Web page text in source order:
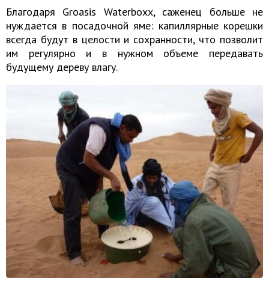
Благодаря Groasis Waterboxx, саженец больше не
нуждается в посадочной яме: капиллярные корешки
всегда будут в целости и сохранности, что позволит
им регулярно и в нужном объеме передавать
будущему дереву влагу.